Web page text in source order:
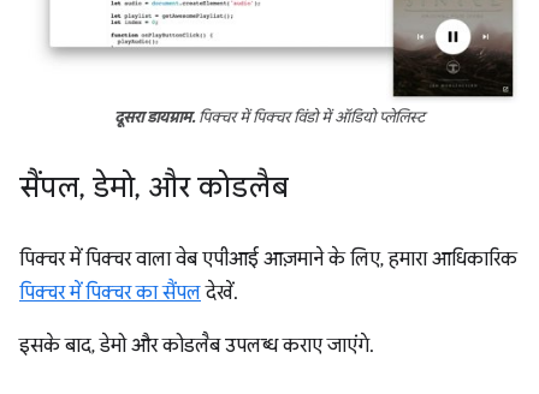
दूसरा डायग्राम.पिक्चर में पिक्चर विंडो में ऑडियो प्लेलिस्ट
सैंपल, डेमो, और कोडलैब
पिक्चर में पिक्चर वाला वेब एपीआई आज़माने के लिए, हमारा आधिकारिक
पिक्चर में पिक्चर का सैंपलदेखें.
इसके बाद, डेमो और कोडलैब उपलब्ध कराए जाएंगे.